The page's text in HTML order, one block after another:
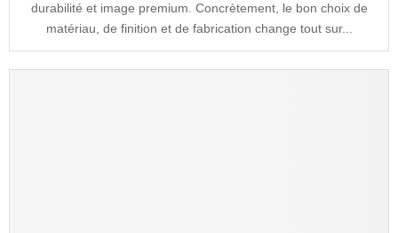
durabilité et image premium. Concrètement, le bon choix de
matériau, de finition et de fabrication change tout sur...